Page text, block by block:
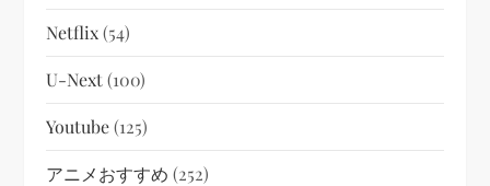
Netflix(54)
U-Next(100)
Youtube(125)
アニメおすすめ (252)